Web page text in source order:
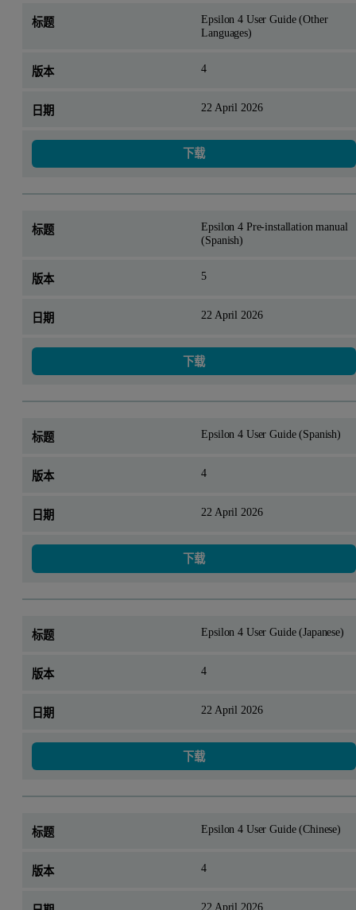
Epsilon 4 User Guide (Other
Languages)
4
22 April 2026
下载
Epsilon 4 Pre-installation manual
(Spanish)
5
22 April 2026
下载
Epsilon 4 User Guide (Spanish)
4
22 April 2026
下载
Epsilon 4 User Guide (Japanese)
4
22 April 2026
下载
Epsilon 4 User Guide (Chinese)
4
22 April 2026